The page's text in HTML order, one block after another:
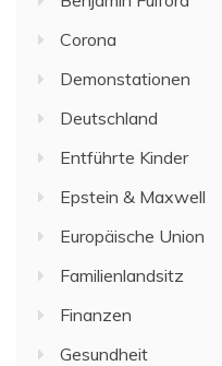
Corona
Demonstationen
Deutschland
Entführte Kinder
Epstein & Maxwell
Europäische Union
Familienlandsitz
Finanzen
Gesundheit